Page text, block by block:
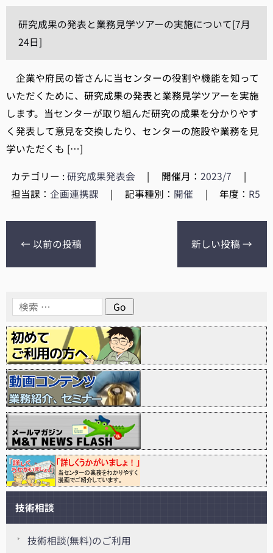
研究成果の発表と業務見学ツアーの実施について[7月
24日]
企業や府民の皆さんに当センターの役割や機能を知って
いただくために、研究成果の発表と業務見学ツアーを実施
します。当センターが取り組んだ研究の成果を分かりやす
く発表して意見を交換したり、センターの施設や業務を見
学いただくも […]
カテゴリー :研究成果発表会 | 開催月：2023/7
|
担当課： 企画連携課 | 記事種別： 開催 | 年度： R5
← 以前の投稿 新しい投稿→
技術相談
技術相談(無料)のご利用